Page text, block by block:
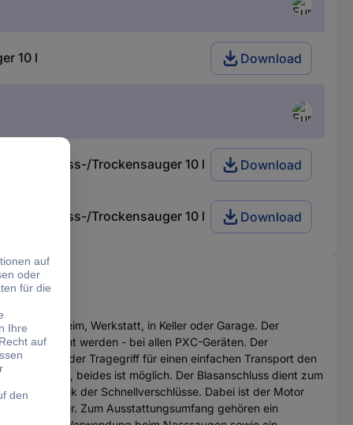
10 l Download
Nass-/Trockensauger 10 l Download
Nass-/Trockensauger 10 l Download
- ob in Heim, Werkstatt, in Keller oder Garage. Der
werden - bei allen PXC-Geräten. Der
und der Tragegriff für einen einfachen Transport den
beides ist möglich. Der Blasanschluss dient zum
entleert dank der Schnellverschlüsse. Dabei ist der Motor
Ausschalter. Zum Ausstattungsumfang gehören ein